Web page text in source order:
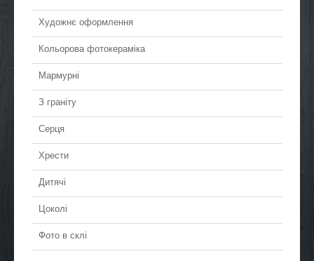
Художнє оформлення
Кольорова фотокераміка
Мармурні
З граніту
Серця
Хрести
Дитячі
Цоколі
Фото в склі